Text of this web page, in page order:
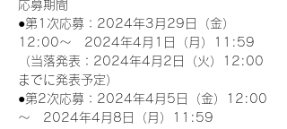
応募期間
●第1次応募：2024年3月29日（金）
12:00～　2024年4月1日（月）11:59
（当落発表：2024年4月2日（火）12:00
までに発表予定）
●第2次応募：2024年4月5日（金）12:00
～　2024年4月8日（月）11:59